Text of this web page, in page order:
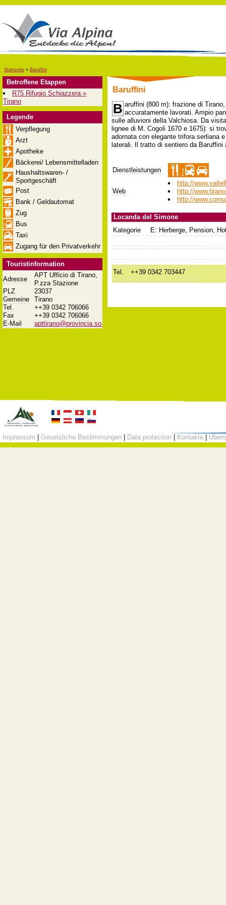
Startseite » Baruffini
Betroffene Etappen
R75 Rifugio Schiazzera »
Tirano
Legende
Verpflegung
Arzt
Apotheke
Bäckerei/ Lebensmittelladen
Haushaltswaren- /
Sportgeschäft
Post
Bank / Geldautomat
Zug
Bus
Taxi
Zugang für den Privatverkehr
Touristinformation
Adresse
APT Ufficio di Tirano,
P.zza Stazione
PLZ
23037
Gemeine
Tirano
Tel.
++39 0342 706066
Fax
++39 0342 706066
E-Mail
apttirano@provincia.so.it
Baruffini
B aruffini (800 m): frazione di
accuratamente lavorati. Ampio
sulle alluvioni della Valchiosa. Da
lignee di M. Cogoli 1670 e 1675): si
adornata con elegante trifora serliana
laterali. Il tratto di sentiero da
Dienstleistungen
Web
http://
http://
http://
Locanda del Simone
Kategorie
E: Herberge, Pension,
Tel. ++39 0342 703447
Impressum Gesetzliche Bestimmungen Data protection Kontakte